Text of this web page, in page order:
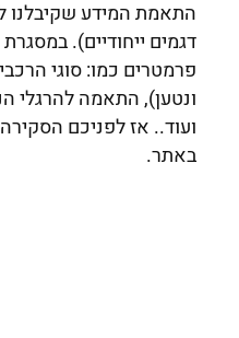
התאמת המידע שקיבלנו
דגמים ייחודיים).
פרמטרים כמו: סוגי
ונטען), התאמה להרגלי
ועוד.. אז לפניכם
באתר.